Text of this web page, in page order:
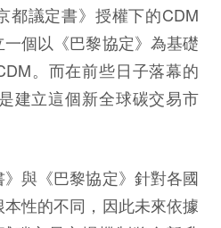
都議定書》授權下的CDM
個以《巴黎協定》為基礎
。而在前些日子落幕的
建立這個新全球碳交易市
與《巴黎協定》針對各國
性的不同，因此未來依據